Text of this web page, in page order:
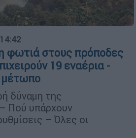
φωτιά στους πρόποδες
19 εναέρια -
μέτωπο
δύναμη της
Πού υπάρχουν
– Όλες οι